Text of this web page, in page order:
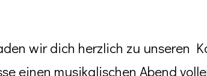
wir dich herzlich zu unseren
einen musikalischen Abend